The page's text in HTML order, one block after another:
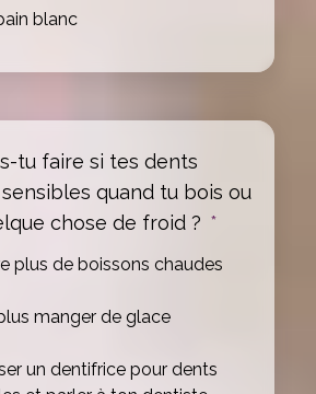
blanc
tu faire si tes dents
quand tu bois ou
chose de froid ? *
plus de boissons chaudes
manger de glace
un dentifrice pour dents